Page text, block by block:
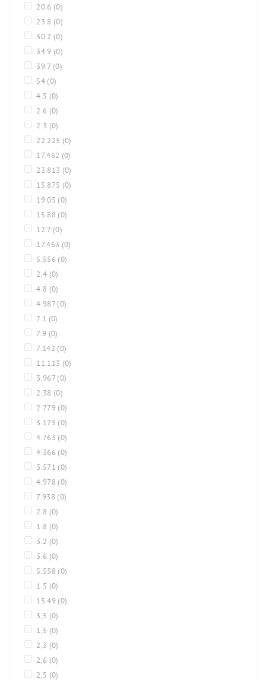
20.6 (0)
23.8 (0)
30.2 (0)
34.9 (0)
39.7 (0)
54 (0)
4.5 (0)
2.6 (0)
2.3 (0)
22.225 (0)
17.462 (0)
23.813 (0)
15.875 (0)
19.05 (0)
15.88 (0)
12.7 (0)
17.463 (0)
5.556 (0)
2.4 (0)
4.8 (0)
4.987 (0)
7.1 (0)
7.9 (0)
7.142 (0)
11.113 (0)
3.967 (0)
2.38 (0)
2.779 (0)
3.175 (0)
4.763 (0)
4.366 (0)
3.571 (0)
4.978 (0)
7.938 (0)
2.8 (0)
1.8 (0)
3.2 (0)
3.6 (0)
5.558 (0)
1.5 (0)
15.49 (0)
3,5 (0)
1,5 (0)
2,3 (0)
2,6 (0)
2,5 (0)